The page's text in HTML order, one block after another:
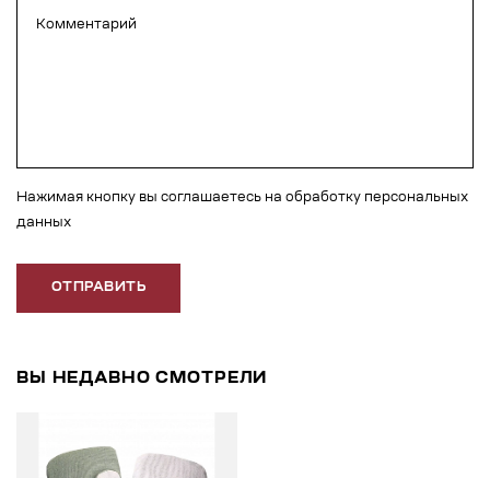
Нажимая кнопку вы соглашаетесь на обработку персональных
данных
ОТПРАВИТЬ
ВЫ НЕДАВНО СМОТРЕЛИ